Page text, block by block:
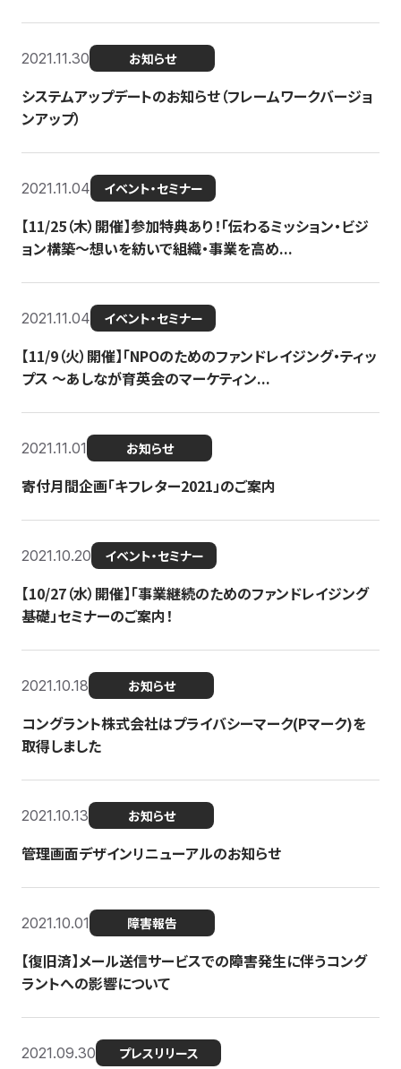
2021.11.30 お知らせ
システムアップデートのお知らせ（フレームワークバージョ
ンアップ）
2021.11.04 イベント・セミナー
【11/25（木）開催】参加特典あり！「伝わるミッション・ビジ
ョン構築〜想いを紡いで組織・事業を高め...
2021.11.04 イベント・セミナー
【11/9（火）開催】「NPOのためのファンドレイジング・ティッ
プス 〜あしなが育英会のマーケティン...
2021.11.01 お知らせ
寄付月間企画「キフレター2021」のご案内
2021.10.20 イベント・セミナー
【10/27（水）開催】「事業継続のためのファンドレイジング
基礎」セミナーのご案内！
2021.10.18 お知らせ
コングラント株式会社はプライバシーマーク(Pマーク)を
取得しました
2021.10.13 お知らせ
管理画面デザインリニューアルのお知らせ
2021.10.01 障害報告
【復旧済】メール送信サービスでの障害発生に伴うコング
ラントへの影響について
2021.09.30 プレスリリース